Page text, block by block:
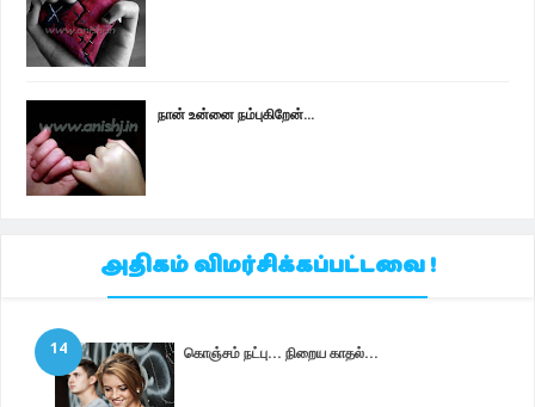
நான் உன்னை நம்புகிறேன்...
அதிகம் விமர்சிக்கப்பட்டவை !
கொஞ்சம் நட்பு... நிறைய காதல்...
14